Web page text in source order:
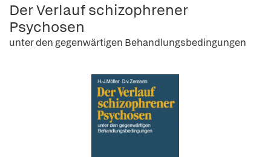
Der Verlauf schizophrener
Psychosen
unter den gegenwärtigen Behandlungsbedingungen